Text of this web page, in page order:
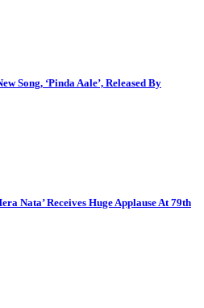
Song, ‘Pinda Aale’, Released By
Nata’ Receives Huge Applause At 79th